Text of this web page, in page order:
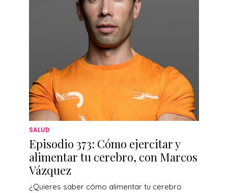
SALUD
Episodio 373: Cómo ejercitar y
alimentar tu cerebro, con Marcos
Vázquez
¿Quieres saber cómo alimentar tu cerebro